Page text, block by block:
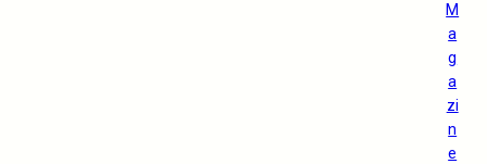
M
a
g
a
zi
n
e